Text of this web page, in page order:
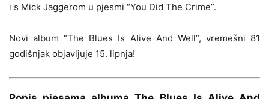
i s Mick Jaggerom u pjesmi “You Did The Crime”.
Novi album “The Blues Is Alive And Well”, vremešni 81
godišnjak objavljuje 15. lipnja!